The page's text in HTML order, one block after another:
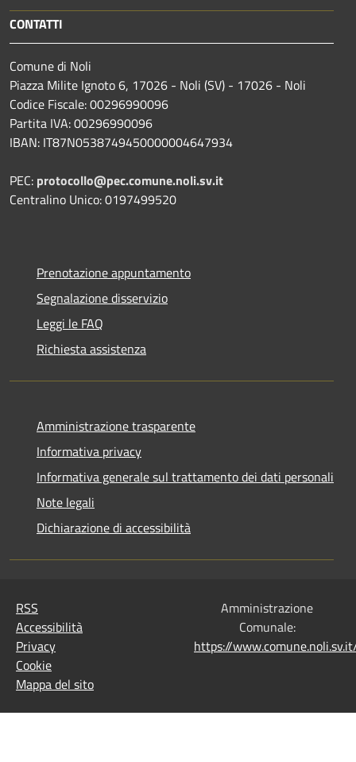
CONTATTI
Comune di Noli
Piazza Milite Ignoto 6, 17026 - Noli (SV) - 17026 - Noli
Codice Fiscale: 00296990096
Partita IVA: 00296990096
IBAN: IT87N0538749450000004647934
PEC: protocollo@pec.comune.noli.sv.it
Centralino Unico: 0197499520
Prenotazione appuntamento
Segnalazione disservizio
Leggi le FAQ
Richiesta assistenza
Amministrazione trasparente
Informativa privacy
Informativa generale sul trattamento dei dati personali
Note legali
Dichiarazione di accessibilità
RSS
Accessibilità
Privacy
Cookie
Mappa del sito
Amministrazione
Comunale:
https://